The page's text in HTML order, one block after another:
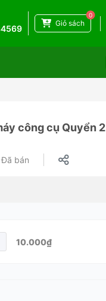
0
Giỏ sách
công cụ Quyển 2
Đã bán
10.000₫